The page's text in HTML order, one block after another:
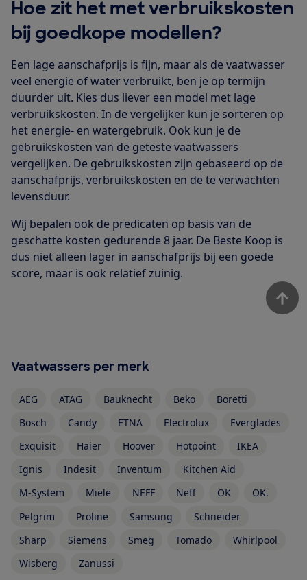
Hoe zit het met verbruikskosten
bij goedkope modellen?
Een lage aanschafprijs is fijn, maar als de vaatwasser
veel energie of water verbruikt, ben je op termijn
duurder uit. Kies dus liever een model met lage
verbruikskosten. In de vergelijker kun je sorteren op
het energie- en watergebruik. Ook kun je de
gebruikskosten van de geteste vaatwassers
vergelijken. De gebruikskosten zijn gebaseerd op de
aanschafprijs, verbruikskosten en de te verwachten
levensduur.
Wij bepalen ook de predicaten op basis van de
geschatte kosten gedurende 8 jaar. De Beste Koop is
dus niet alleen lager in aanschafprijs bij een goede
score, maar is ook relatief zuinig.
Vaatwassers per merk
AEG ATAG Bauknecht Beko
Boretti
Bosch
Candy ETNA Electrolux
Everglades
Exquisit
Haier Hoover Hotpoint
IKEA
Ignis
Indesit Inventum
Kitchen Aid
M-System
Miele NEFF Neff OK
OK.
Pelgrim
Proline Samsung
Schneider
Sharp
Siemens Smeg Tomado
Whirlpool
Wisberg
Zanussi